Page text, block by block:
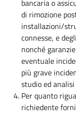
bancaria o
di rimozione
installazioni/
connesse, e
nonché
eventuale
più grave
studio ed
Per quanto
richiedente